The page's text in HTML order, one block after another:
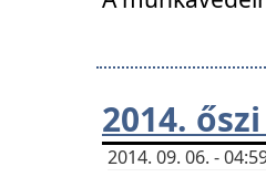
2014.
2014. 09. 06. -